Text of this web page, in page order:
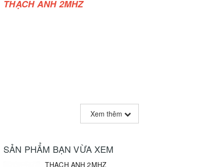
THẠCH ANH 2MHZ
Xem thêm
SẢN PHẨM BẠN VỪA XEM
THẠCH ANH 2MHZ